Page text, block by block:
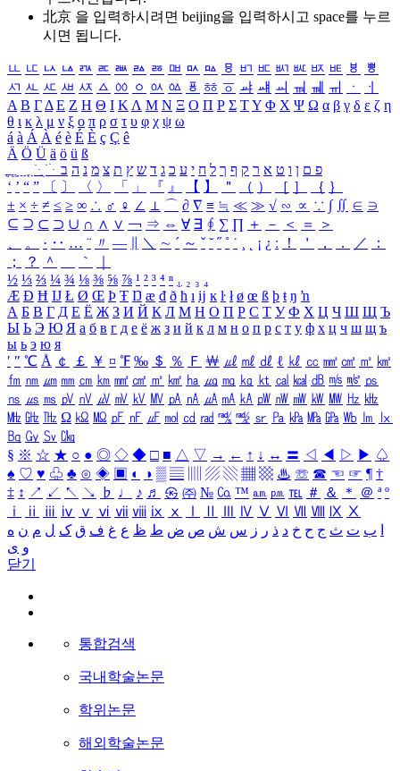
北京 을 입력하시려면 beijing을 입력하시고 space를 누르
시면 됩니다.
ㅥ ㅦ ㅧ ㅨ ㅩ ㅪ ㅫ ㅬ ㅭ ㅮ ㅯ ㅰ ㅱ ㅲ ㅳ ㅴ ㅵ ㅶ ㅷ ㅸ
ㅹ
ㅺ ㅻ ㅼ ㅽ ㅾ ㅿ ㆀ ㆁ ㆂ ㆃ ㆄ ㆅ ㆆ ㆇ ㆈ ㆉ ㆊ ㆋ ㆌ ㆍ
ㆎ
Α Β ΓΔ Ε Ζ Η Θ Ι ΚΛ Μ Ν Ξ Ο Π Ρ Σ ΤΥ Φ Χ Ψ Ω α β γ δ ε ζ η
θ ι κ λ μ ν ξ ο π ρ σ τ υ φ χ ψ ω
á à Á À é è É È ç Ç ê
Ä Ö Ü ä ö ü ß
ִֶֹ ֻּ ׁׂ פ ם ן ו ט א ר ק ף ך ל ח י ע כ ג ד ש ץ ת צ מ נ ה ב
‘ ’ “ ” 〔 〕 〈 〉 「 」 『 』 【 】 ＂ （ ） ［ ］ ｛ ｝
± × ÷ ≠ ≤ ≥ ∞ ∴ ♂ ♀ ∠ ⊥ ⌒ ∂ ∇ ≡ ≒ ≪ ≫ √ ∽ ∝ ∵ ∫ ∬ ∈ ∋
⊆ ⊇ ⊂ ⊃ ∪ ∩ ∧ ∨ ￢ ⇒ ⇔ ∀ ∃ ∮ ∑ ∏ ＋ － ＜ ＝
＞
、
。 · ‥ … ¨ 〃 ― ＼ ∼ ´ ～ ˇ ˘ ˝ ˚ ˙ ¸ ¡ ¿ ː ！ ＇ ， ． ／
：
；
？ ＾ ｀
½ ⅓ ⅔ ¼ ¾ ⅛ ⅜ ⅝ ⅞ ¹ ² ³ ⁴ ⁿ ₁ ₂ ₃ ₄
Æ Ð Ħ Ĳ Ł Ø Œ Þ Ŧ Ŋ æ đ ð ħ ı ĳ ĸ ŀ ł ø œ ß þ ŧ ŋ ŉ
А Б В Г Д Е Ё Ж З И Й К Л М Н О П Р С Т У Ф Х Ц Ч Ш Щ Ъ
Ы Ь Э Ю Я а б в г д е ё ж з и й к л м н о п р с т у ф х ц ч ш щ ъ
ы ь э ю я
′ ″ ℃ Å ￠ ￡ ￥ ¤ ℉ ‰ ＄ ％ Ｆ ￦ ㎕ ㎖ ㎗ ℓ ㎘ ㏄ ㎣ ㎤ ㎥ ㎦
㎙ ㎚ ㎛ ㎜ ㎝ ㎞ ㎟ ㎠ ㎡ ㎢ ㏊ ㎍ ㎎ ㎏ ㏏ ㎈ ㎉ ㏈ ㎧ ㎨ ㎰
㎱ ㎲ ㎳ ㎴ ㎵ ㎶ ㎷ ㎸ ㎹ ㎀ ㎁ ㎂ ㎃ ㎄ ㎺ ㎻ ㎽ ㎾ ㎿ ㎐ ㎑
㎒ ㎓ ㎔ Ω ㏀ ㏁ ㎊ ㎋ ㎌ ㏖ ㏅ ㎭ ㎮ ㎯ ㏛ ㎩ ㎪ ㎫ ㎬ ㏝ ㏐
㏓
㏃ ㏉ ㏜ ㏆
§ ※ ☆ ★ ○ ● ◎ ◇ ◆ □ ■ △ ▽ → ← ↑ ↓ ↔ 〓 ◁ ◀ ▷ ▶ ♤
♠ ♡ ♥ ♧ ♣ ⊙ ◈ ▣ ◐ ◑ ▒ ▤ ▨ ▧ ▦ ▩ ♨ ☏ ☎ ☜ ☞ ¶ †
‡ ↕ ↗ ↙ ↖ ↘ ♭ ♩ ♪ ♬ ㉿ ㈜ № ㏇ ™ ㏂ ㏘ ℡ ＃ ＆ ＊ ＠ ª º
ⅰ
ⅱ ⅲ ⅳ ⅴ ⅵ ⅶ ⅷ ⅸ ⅹ Ⅳ Ⅴ Ⅵ Ⅶ Ⅷ Ⅸ Ⅹ
ب ت ث ج ح خ د ذ ر ز س ش ص ض ط ظ ع غ ف ق ک ل م ن ه
و ی
닫기
통합검색
국내학술논문
학위논문
해외학술논문